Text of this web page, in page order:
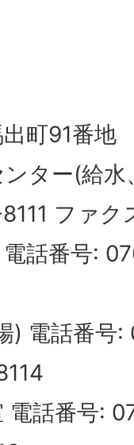
町91番地
ンター(給
ファク
話番号:
) 電話番
電話番号: